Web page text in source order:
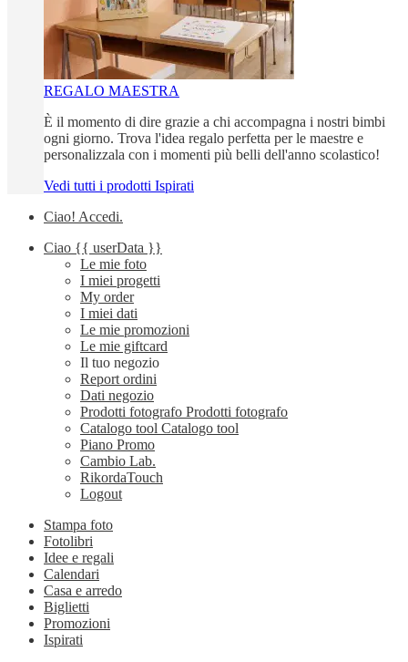
REGALO MAESTRA
È il momento di dire grazie a chi accompagna i nostri bimbi
ogni giorno. Trova l'idea regalo perfetta per le maestre e
personalizzala con i momenti più belli dell'anno scolastico!
Vedi tutti i prodotti Ispirati
Ciao! Accedi.
Ciao {{ userData }}
Le mie foto
I miei progetti
My order
I miei dati
Le mie promozioni
Le mie giftcard
Il tuo negozio
Report ordini
Dati negozio
Prodotti fotografo Prodotti fotografo
Catalogo tool Catalogo tool
Piano Promo
Cambio Lab.
RikordaTouch
Logout
Stampa foto
Fotolibri
Idee e regali
Calendari
Casa e arredo
Biglietti
Promozioni
Ispirati